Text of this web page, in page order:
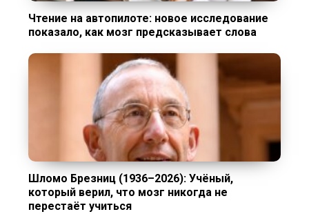
Чтение на автопилоте: новое исследование
показало, как мозг предсказывает слова
Шломо Брезниц (1936–2026): Учёный,
который верил, что мозг никогда не
перестаёт учиться